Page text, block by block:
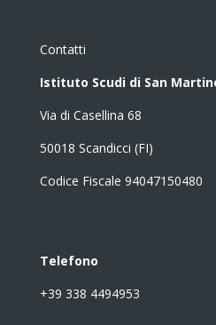
Contatti
Istituto Scudi di San
Via di Casellina 68
50018 Scandicci (FI)
Codice Fiscale 94047150480
Telefono
+39 338 4494953